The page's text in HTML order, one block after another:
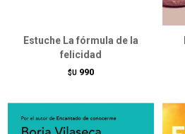
Estuche La fórmula de la
felicidad
$U 990